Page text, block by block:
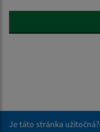
Je táto stránka užitočná?